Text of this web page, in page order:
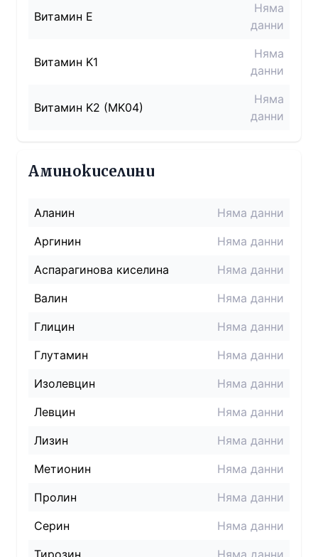
Витамин E
Няма
данни
Витамин K1
Няма
данни
Витамин K2 (MK04)
Няма
данни
Аминокиселини
Аланин
Няма данни
Аргинин
Няма данни
Аспарагинова киселина
Няма данни
Валин
Няма данни
Глицин
Няма данни
Глутамин
Няма данни
Изолевцин
Няма данни
Левцин
Няма данни
Лизин
Няма данни
Метионин
Няма данни
Пролин
Няма данни
Серин
Няма данни
Тирозин
Няма данни